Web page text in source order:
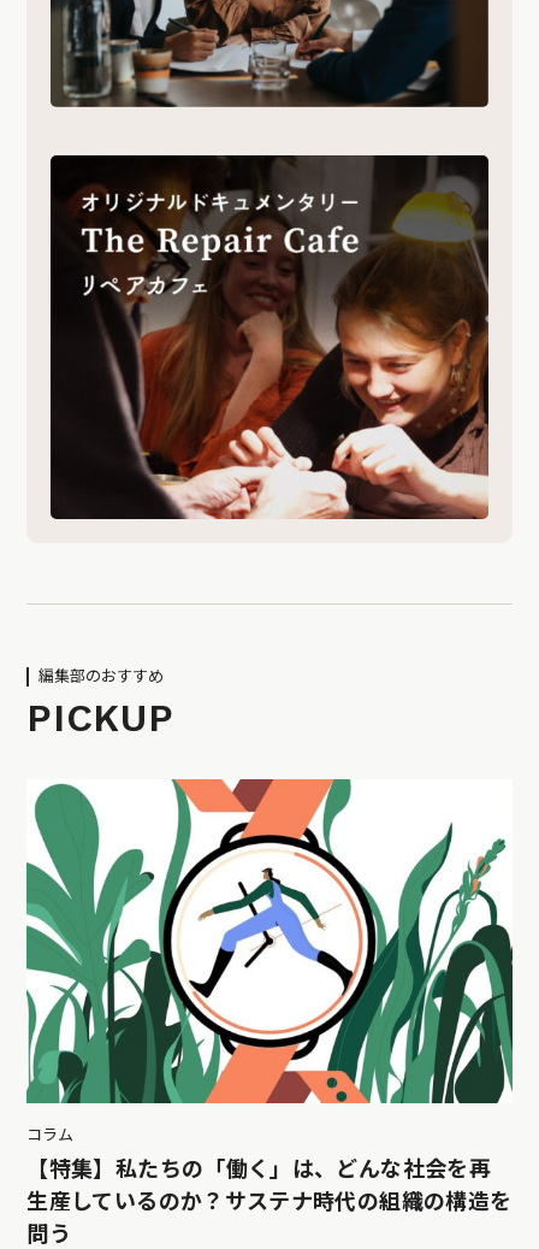
編集部のおすすめ
PICKUP
コラム
【特集】私たちの「働く」は、どんな社会を再
生産しているのか？サステナ時代の組織の構造を
問う